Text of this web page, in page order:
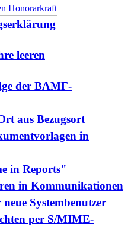
leeren
der BAMF-
aus Bezugsort
in
in Reports"
in Kommunikationen
Systembenutzer
per S/MIME-